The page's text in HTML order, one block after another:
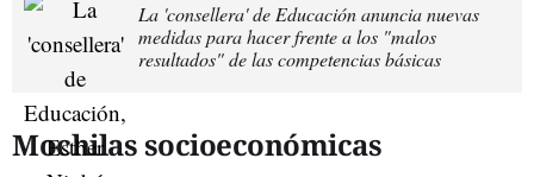
La 'consellera' de Educación anuncia nuevas
medidas para hacer frente a los "malos
resultados" de las competencias básicas
Mochilas socioeconómicas